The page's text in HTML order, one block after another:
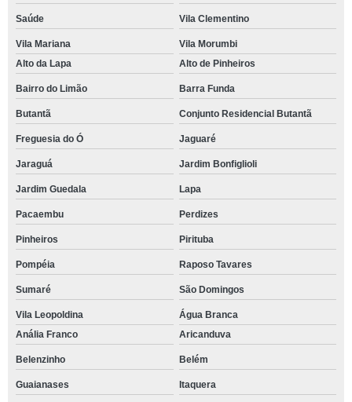
Saúde Vila Clementino
Vila Mariana
Vila Morumbi
Alto da Lapa
Alto de Pinheiros
Bairro do Limão Barra Funda
Butantã Conjunto Residencial Butantã
Freguesia do Ó Jaguaré
Jaraguá Jardim Bonfiglioli
Jardim Guedala Lapa
Pacaembu Perdizes
Pinheiros Pirituba
Pompéia Raposo Tavares
Sumaré São Domingos
Vila Leopoldina
Água Branca
Anália Franco
Aricanduva
Belenzinho Belém
Guaianases Itaquera